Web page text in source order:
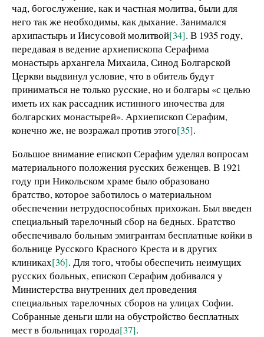
чад, богослужение, как и частная молитва, были для
него так же необходимы, как дыхание. Занимался
архипастырь и Иисусовой молитвой[34]. В 1935 году,
передавая в ведение архиепископа Серафима
монастырь архангела Михаила, Синод Болгарской
Церкви выдвинул условие, что в обитель будут
приниматься не только русские, но и болгары «с целью
иметь их как рассадник истинного иночества для
болгарских монастырей». Архиепископ Серафим,
конечно же, не возражал против этого[35].
Большое внимание епископ Серафим уделял вопросам
материального положения русских беженцев. В 1921
году при Никольском храме было образовано
братство, которое заботилось о материальном
обеспечении нетрудоспособных прихожан. Был введен
специальный тарелочный сбор на бедных. Братство
обеспечивало больным эмигрантам бесплатные койки в
больнице Русского Красного Креста и в других
клиниках[36]. Для того, чтобы обеспечить неимущих
русских больных, епископ Серафим добивался у
Министерства внутренних дел проведения
специальных тарелочных сборов на улицах Софии.
Собранные деньги шли на обустройство бесплатных
мест в больницах города[37].